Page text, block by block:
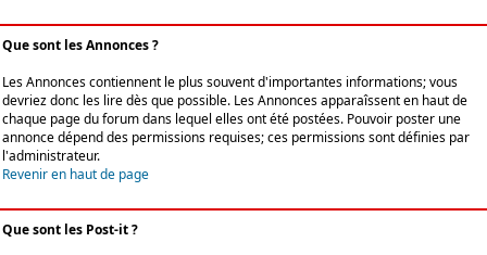
Que sont les Annonces ?
Les Annonces contiennent le plus souvent d'importantes informations; vous
devriez donc les lire dès que possible. Les Annonces apparaîssent en haut de
chaque page du forum dans lequel elles ont été postées. Pouvoir poster une
annonce dépend des permissions requises; ces permissions sont définies par
l'administrateur.
Revenir en haut de page
Que sont les Post-it ?